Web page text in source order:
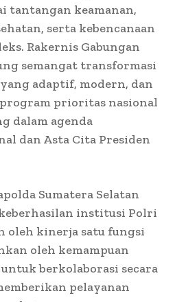
tantangan keamanan,
serta kebencanaan
Rakernis Gabungan
semangat transformasi
adaptif, modern, dan
prioritas nasional
dalam agenda
dan Asta Cita Presiden
Sumatera Selatan
institusi Polri
oleh kinerja satu fungsi
oleh kemampuan
berkolaborasi secara
pelayanan